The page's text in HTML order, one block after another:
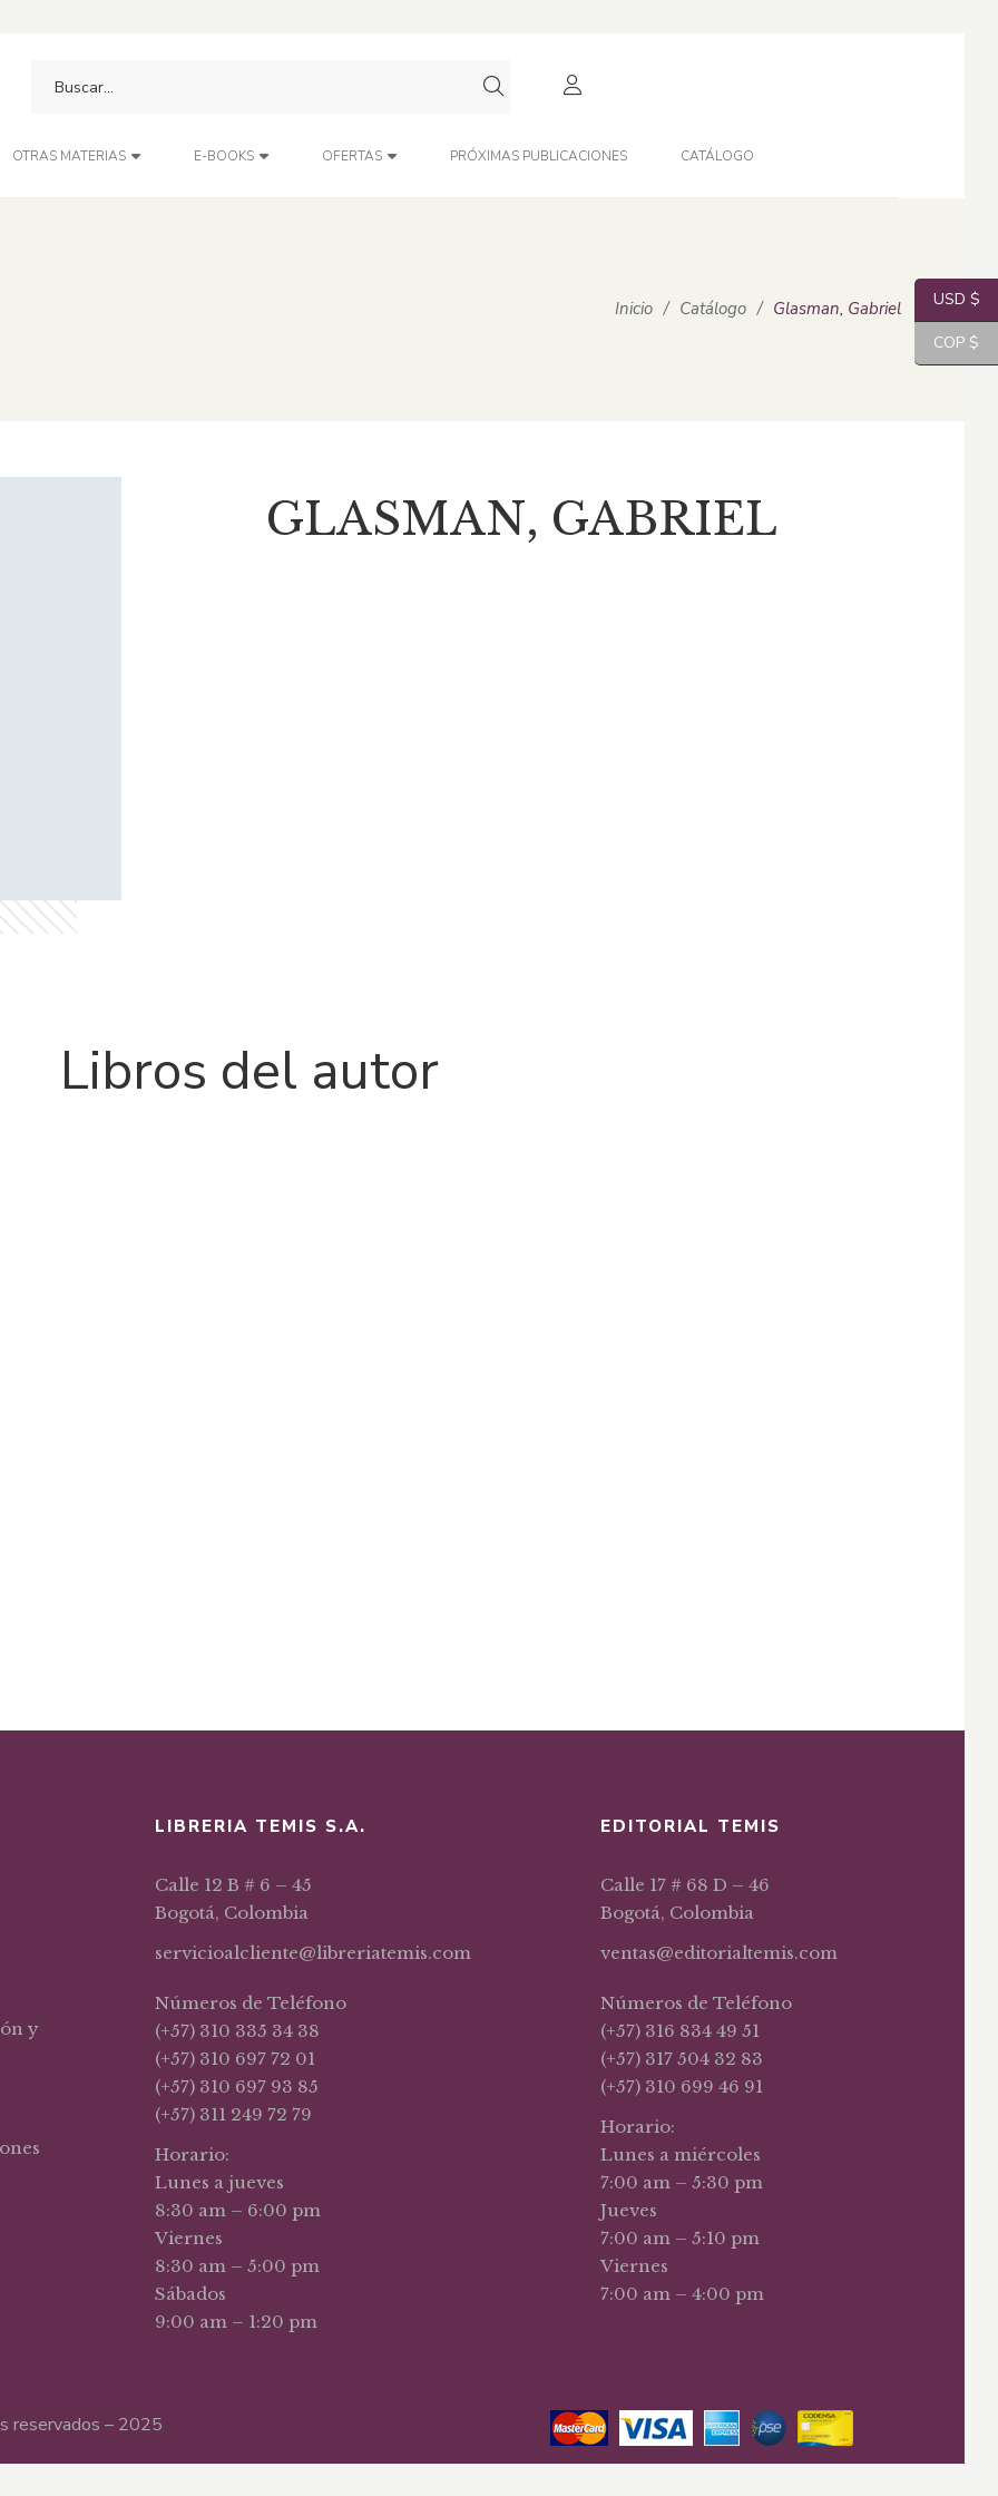
OTRAS MATERIAS E-BOOKS OFERTAS PRÓXIMAS PUBLICACIONES CATÁLOGO
Inicio / Catálogo / Glasman, Gabriel
GLASMAN, GABRIEL
Libros del autor
y
LIBRERIA TEMIS S.A.
Calle 12 B # 6 – 45
Bogotá, Colombia
servicioalcliente@libreriatemis.com
Números de Teléfono
(+57) 310 335 34 38
(+57) 310 697 72 01
(+57) 310 697 93 85
(+57) 311 249 72 79
Horario:
Lunes a jueves
8:30 am – 6:00 pm
Viernes
8:30 am – 5:00 pm
Sábados
9:00 am – 1:20 pm
EDITORIAL TEMIS
Calle 17 # 68 D – 46
Bogotá, Colombia
ventas@editorialtemis.com
Números de Teléfono
(+57) 316 834 49 51
(+57) 317 504 32 83
(+57) 310 699 46 91
Horario:
Lunes a miércoles
7:00 am – 5:30 pm
Jueves
7:00 am – 5:10 pm
Viernes
7:00 am – 4:00 pm
reservados – 2025
USD $
COP $